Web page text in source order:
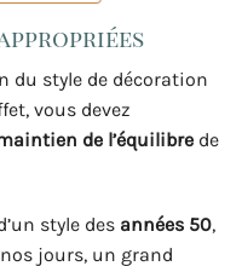
du style de décoration
vous devez
de l’équilibre de
style des années 50,
jours, un grand